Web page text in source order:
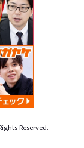
Reserved.